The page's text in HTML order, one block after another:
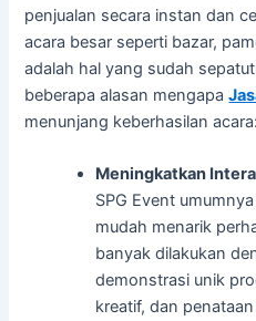
penjualan secara instan dan
acara besar seperti bazar,
adalah hal yang sudah
beberapa alasan mengapa
menunjang keberhasilan acara:
Meningkatkan
SPG Event
mudah menarik
banyak dilakukan
demonstrasi unik
kreatif, dan